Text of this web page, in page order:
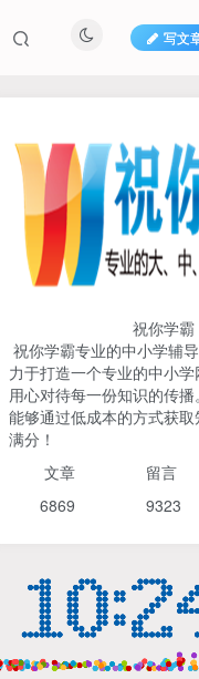
写文
707人已阅读
初中《中学教材全解》
TOP1
2026版《
式定理导
中全套）
3个月前
TOP2
（分龄版/
4个月前
3个月前
清华帅爸
小学+初
TOP5
祝你学霸
祝你学霸专业的中小学辅
力于打造一个专业的中小
用心对待每一份知识的传
能够通过低成本的方式获
满分！
文章 留
6869 9